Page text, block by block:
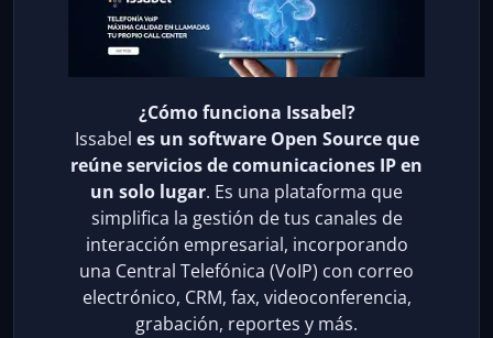
¿Cómo funciona Issabel?
Issabel es un software Open Source que
reúne servicios de comunicaciones IP en
un solo lugar. Es una plataforma que
simplifica la gestión de tus canales de
interacción empresarial, incorporando
una Central Telefónica (VoIP) con correo
electrónico, CRM, fax, videoconferencia,
grabación, reportes y más.